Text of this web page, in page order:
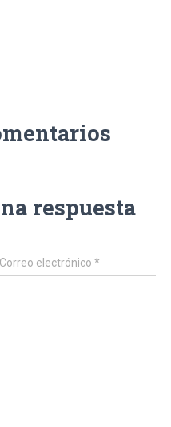
respuesta
Correo electrónico*